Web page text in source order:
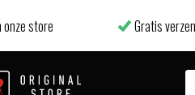
onze store Gratis